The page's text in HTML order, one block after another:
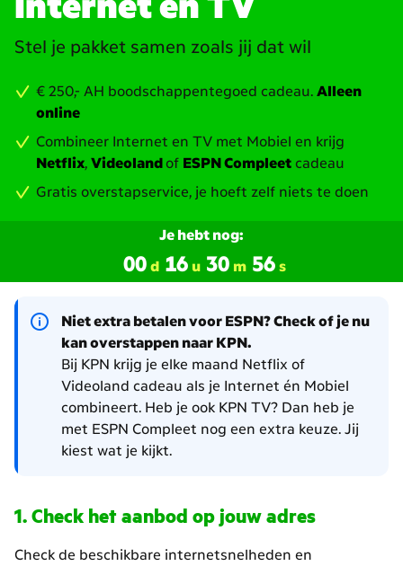
Stel je pakket samen zoals jij dat wil
€ 250,- AH boodschappentegoed cadeau. Alleen
online
Combineer Internet en TV met Mobiel en krijg
Netflix, Videolandof ESPN Compleet cadeau
Gratis overstapservice, je hoeft zelf niets te doen
Je hebt nog:
00 d 16 u 30 m 55 s
Niet extra betalen voor ESPN? Check of je nu
kan overstappen naar KPN.
Bij KPN krijg je elke maand Netflix of
Videoland cadeau als je Internet én Mobiel
combineert. Heb je ook KPN TV? Dan heb je
met ESPN Compleet nog een extra keuze. Jij
kiest wat je kijkt.
Check het aanbod op jouw adres
Check de beschikbare internetsnelheden en